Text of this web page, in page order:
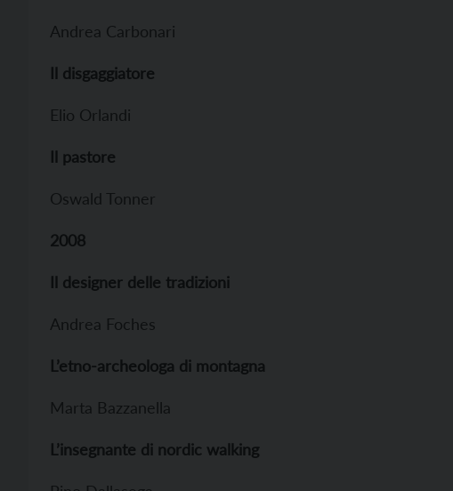
Andrea Carbonari
Il disgaggiatore
Elio Orlandi
Il pastore
Oswald Tonner
2008
Il designer delle tradizioni
Andrea Foches
L’etno-archeologa di montagna
Marta Bazzanella
L’insegnante di nordic walking